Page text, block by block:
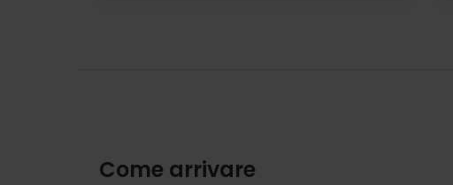
Come arrivare